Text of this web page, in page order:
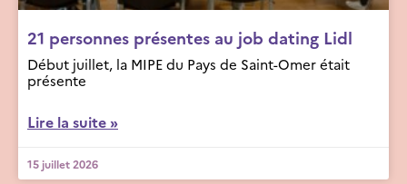
21 personnes présentes au job dating Lidl
Début juillet, la MIPE du Pays de Saint-Omer était
présente
Lire la suite »
15 juillet 2026